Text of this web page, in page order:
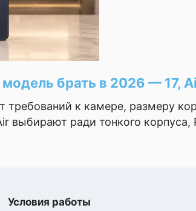
Snapdragon
брать в 2026 — 17,
требований к камере, размеру
выбирают ради тонкого
Условия работы